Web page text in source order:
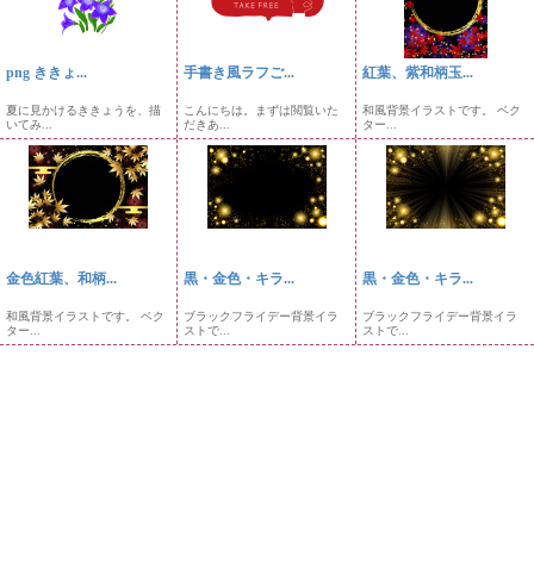
png ききょ...
夏に見かけるききょうを、描
いてみ...
手書き風ラフご...
こんにちは。まずは閲覧いた
だきあ...
紅葉、紫和柄玉...
和風背景イラストです。 ベク
ター...
金色紅葉、和柄...
和風背景イラストです。 ベク
ター...
黒・金色・キラ...
ブラックフライデー背景イラ
ストで...
黒・金色・キラ...
ブラックフライデー背景イラ
ストで...